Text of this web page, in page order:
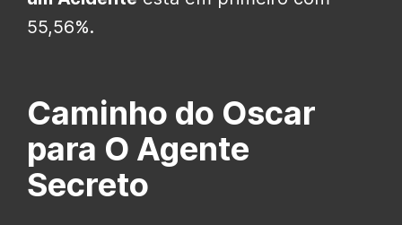
55,56%.
Caminho do Oscar
para O Agente
Secreto